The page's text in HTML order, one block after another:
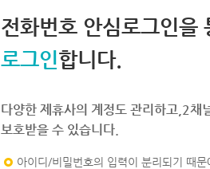
전화번호 안심로그인을
로그인합니다.
다양한 제휴사의 계정도 관리하고,2채
보호받을 수 있습니다.
아이디/비밀번호의 입력이 분리되기 때